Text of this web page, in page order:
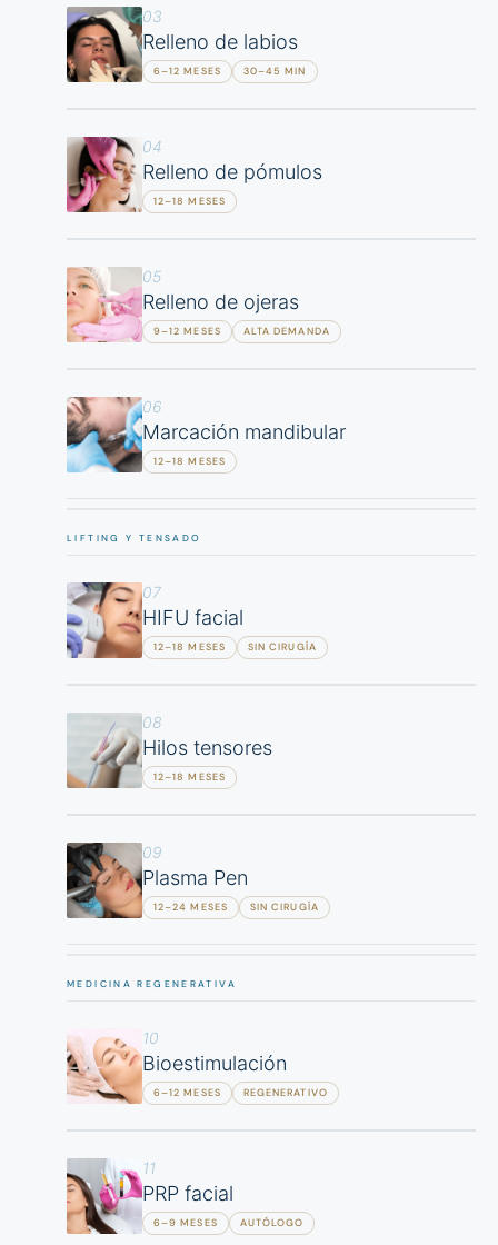
03
Relleno de labios
6–12 MESES 30–45 MIN
04
Relleno de pómulos
12–18 MESES
05
Relleno de ojeras
9–12 MESES ALTA DEMANDA
06
Marcación mandibular
12–18 MESES
LIFTING Y TENSADO
07
HIFU facial
12–18 MESES SIN CIRUGÍA
08
Hilos tensores
12–18 MESES
09
Plasma Pen
12–24 MESES SIN CIRUGÍA
MEDICINA REGENERATIVA
10
Bioestimulación
6–12 MESES REGENERATIVO
11
PRP facial
6–9 MESES AUTÓLOGO